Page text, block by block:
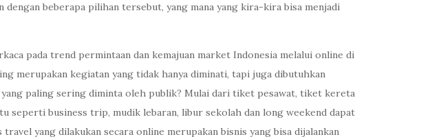
beberapa pilihan tersebut, yang mana yang kira-kira bisa menjadi
pada trend permintaan dan kemajuan market Indonesia melalui online di
merupakan kegiatan yang tidak hanya diminati, tapi juga dibutuhkan
yang paling sering diminta oleh publik? Mulai dari tiket pesawat, tiket kereta
seperti business trip, mudik lebaran, libur sekolah dan long weekend dapat
yang dilakukan secara online merupakan bisnis yang bisa dijalankan